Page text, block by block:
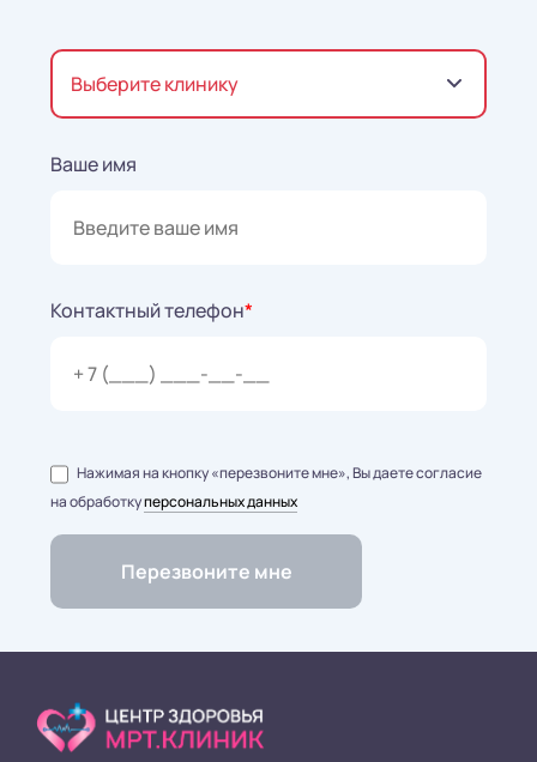
Выберите клинику
Ваше имя
Контактный телефон*
Нажимая на кнопку «перезвоните мне», Вы даете согласие
на обработкуперсональных данных